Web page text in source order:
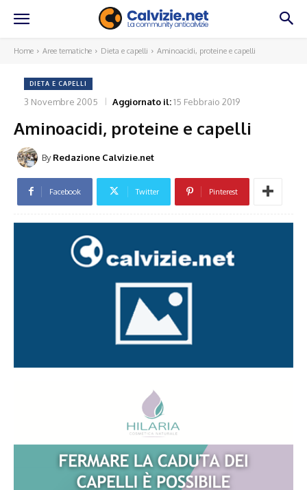
Home Aree tematiche Dieta e capelli Aminoacidi, proteine e capelli
DIETA E CAPELLI
3 Novembre 2005 Aggiornato il:15 Febbraio 2019
Aminoacidi, proteine e capelli
By Redazione Calvizie.net
Facebook Twitter Pinterest